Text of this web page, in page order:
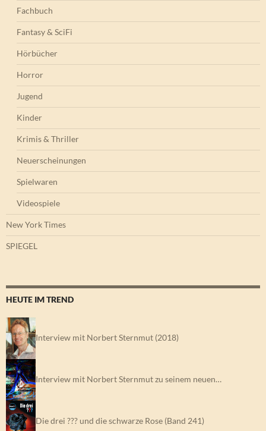
Fachbuch
Fantasy & SciFi
Hörbücher
Horror
Jugend
Kinder
Krimis & Thriller
Neuerscheinungen
Spielwaren
Videospiele
New York Times
SPIEGEL
HEUTE IM TREND
Interview mit Norbert Sternmut (2018)
Interview mit Norbert Sternmut zu seinem neuen…
Die drei ??? und die schwarze Rose (Band 241)